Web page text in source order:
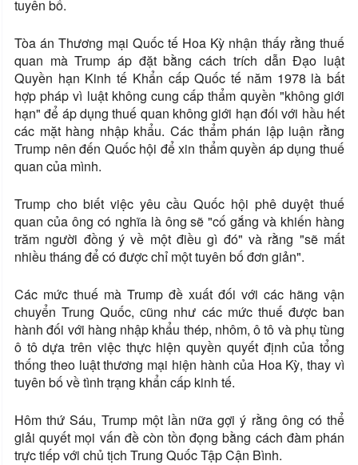
tuyên bố.
Tòa án Thương mại Quốc tế Hoa Kỳ nhận thấy rằng thuế
quan mà Trump áp đặt bằng cách trích dẫn Đạo luật
Quyền hạn Kinh tế Khẩn cấp Quốc tế năm 1978 là bất
hợp pháp vì luật không cung cấp thẩm quyền "không giới
hạn" để áp dụng thuế quan không giới hạn đối với hầu hết
các mặt hàng nhập khẩu. Các thẩm phán lập luận rằng
Trump nên đến Quốc hội để xin thẩm quyền áp dụng thuế
quan của mình.
Trump cho biết việc yêu cầu Quốc hội phê duyệt thuế
quan của ông có nghĩa là ông sẽ "cố gắng và khiến hàng
trăm người đồng ý về một điều gì đó" và rằng "sẽ mất
nhiều tháng để có được chỉ một tuyên bố đơn giản".
Các mức thuế mà Trump đề xuất đối với các hãng vận
chuyển Trung Quốc, cũng như các mức thuế được ban
hành đối với hàng nhập khẩu thép, nhôm, ô tô và phụ tùng
ô tô dựa trên việc thực hiện quyền quyết định của tổng
thống theo luật thương mại hiện hành của Hoa Kỳ, thay vì
tuyên bố về tình trạng khẩn cấp kinh tế.
Hôm thứ Sáu, Trump một lần nữa gợi ý rằng ông có thể
giải quyết mọi vấn đề còn tồn đọng bằng cách đàm phán
trực tiếp với chủ tịch Trung Quốc Tập Cận Bình.